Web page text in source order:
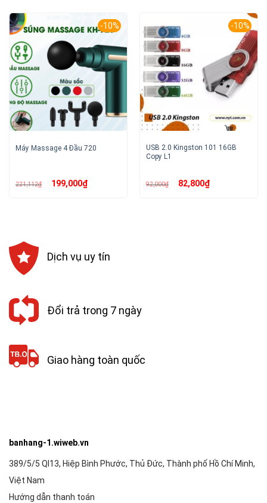
-10%
Máy Massage 4 Đầu 720
221,112₫ Giá
gốc199,000₫Giá
-10%
USB 2.0 Kingston 101 16GB
Copy L1
92,000₫ Giá
gốc82,800₫Giá
Dịch vụ uy tín
Đổi trả trong 7 ngày
Giao hàng toàn quốc
banhang-1.wiweb.vn
389/5/5 Ql13, Hiệp Bình Phước, Thủ Đức, Thành phố Hồ Chí Minh,
Việt Nam
Hướng dẫn thanh toán